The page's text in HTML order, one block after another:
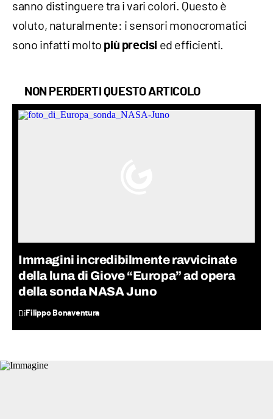
sanno distinguere tra i vari colori. Questo è
voluto, naturalmente: i sensori monocromatici
sono infatti molto più precisi ed efficienti.
NON PERDERTI QUESTO ARTICOLO
Immagini incredibilmente ravvicinate
della luna di Giove “Europa” ad opera
della sonda NASA Juno
DiFilippo Bonaventura